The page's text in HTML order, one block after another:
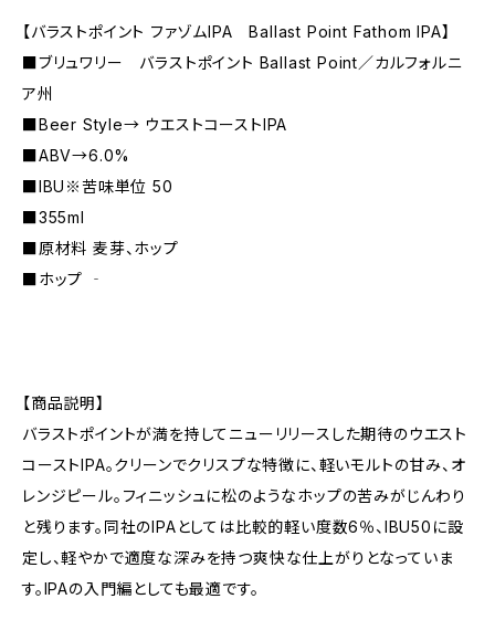
【バラストポイント ファゾムIPA Ballast Point Fathom IPA】
■ブリュワリー バラストポイント Ballast Point／カルフォルニ
ア州
■Beer Style→ ウエストコーストIPA
■ABV→6.0%
■IBU※苦味単位 50
■355ml
■原材料 麦芽、ホップ
■ホップ ‐
【商品説明】
バラストポイントが満を持してニューリリースした期待のウエスト
コーストIPA。クリーンでクリスプな特徴に、軽いモルトの甘み、オ
レンジピール。フィニッシュに松のようなホップの苦みがじんわり
と残ります。同社のIPAとしては比較的軽い度数6％、IBU50に設
定し、軽やかで適度な深みを持つ爽快な仕上がりとなっていま
す。IPAの入門編としても最適です。